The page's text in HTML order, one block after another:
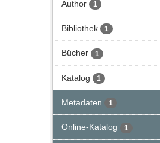
Author 1
Bibliothek 1
Bücher 1
Katalog 1
Metadaten 1
Online-Katalog 1